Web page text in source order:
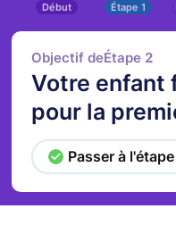
Début Étape 1
Objectif deÉtape 2:
Votre enfant
pour la
Passer à